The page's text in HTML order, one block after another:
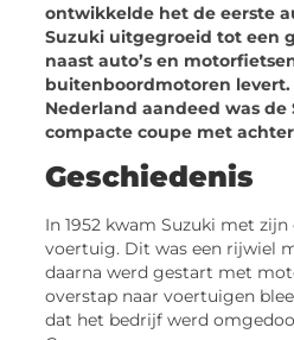
ontwikkelde het de eerste
Suzuki uitgegroeid tot een
naast auto’s en
buitenboordmotoren levert.
Nederland aandeed was de
compacte coupe met
Geschiedenis
In 1952 kwam Suzuki met
voertuig. Dit was een rijwiel
daarna werd gestart met
overstap naar voertuigen
dat het bedrijf werd